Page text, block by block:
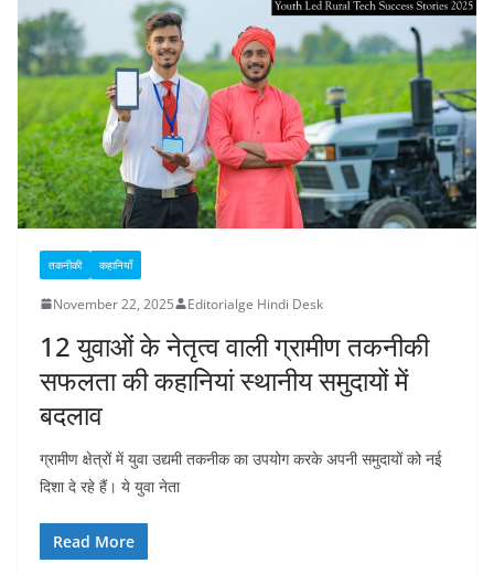
तकनीकी कहानियाँ
November 22, 2025 Editorialge Hindi Desk
12 युवाओं के नेतृत्व वाली ग्रामीण तकनीकी
सफलता की कहानियां स्थानीय समुदायों में
बदलाव
ग्रामीण क्षेत्रों में युवा उद्यमी तकनीक का उपयोग करके अपनी समुदायों को नई
दिशा दे रहे हैं। ये युवा नेता
Read More